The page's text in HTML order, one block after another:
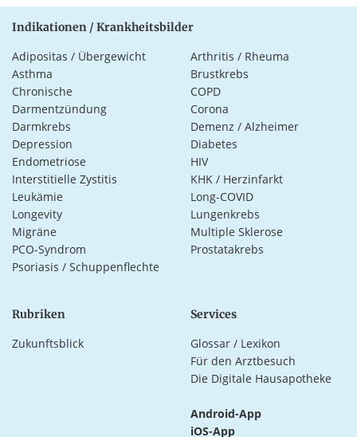
Indikationen / Krankheitsbilder
Adipositas / Übergewicht
Arthritis / Rheuma
Asthma
Brustkrebs
Chronische
Darmentzündung
COPD
Corona
Darmkrebs
Demenz / Alzheimer
Depression
Diabetes
Endometriose
HIV
Interstitielle Zystitis
KHK / Herzinfarkt
Leukämie
Long-COVID
Longevity
Lungenkrebs
Migräne
Multiple Sklerose
PCO-Syndrom
Prostatakrebs
Psoriasis / Schuppenflechte
Rubriken
Zukunftsblick
Services
Glossar / Lexikon
Für den Arztbesuch
Die Digitale Hausapotheke
Android-App
iOS-App